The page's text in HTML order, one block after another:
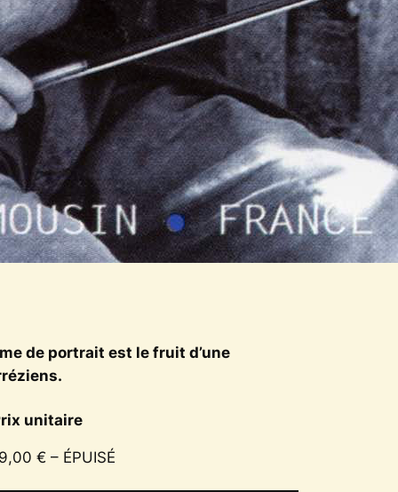
de portrait est le fruit d’une
unitaire
€ – ÉPUISÉ